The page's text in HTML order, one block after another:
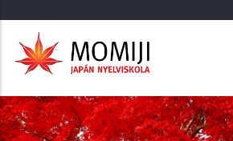
tartalomra